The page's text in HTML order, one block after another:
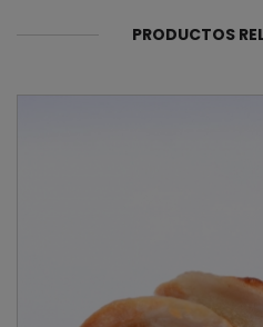
PRODUCTOS